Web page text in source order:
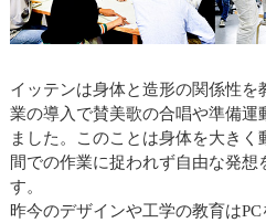
イッテンは身体と造形の関係性
業の導入で賛美歌の合唱や準備運
ました。このことは身体を大き
間での作業に捉われず自由な発想
す。
昨今のデザインや工学の教育は